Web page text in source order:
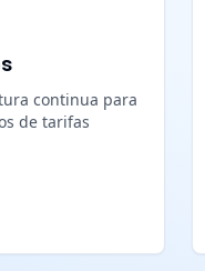
continua para
de tarifas